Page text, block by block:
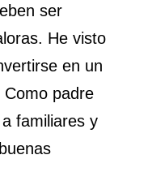
ser
He visto
en un
padre
familiares y